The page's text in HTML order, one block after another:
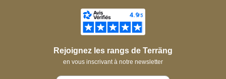
Rejoignez les rangs de Terräng
en vous inscrivant à notre newsletter